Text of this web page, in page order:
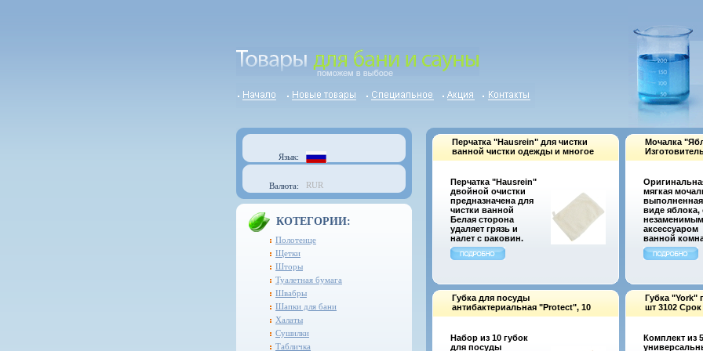
Язык:
Валюта: RUR
КОТЕГОРИИ:
Полотенце
Щетки
Шторы
Туалетная бумага
Швабры
Шапки для бани
Халаты
Сушилки
Табличка
Перчатка "Hausrein" для чистки
ванной чистки одежды и многое
другое инфо 6155e.
Перчатка "Hausrein"
двойной очистки
предназначена для
чистки ванной
Белая сторона
удаляет грязь и
налет с раковин,
ванн и кранов, а
желтая сторона
полировки и
придания
апяацблеска, не
оставляет
абсорбирующими
Губка для посуды
антибактериальная "Protect", 10
шт 3401 Срок годности не
Набор из 10 губок
для посуды
Мочалка
ALL45214
мягкая
виде яблока,
незаменимым
аксессуаром
ванной
Чистящая
поверхность
шерстяных
На мочалке
удобная
забавным и
Губка "York"
шт 3102
ограничен
Комплект из 5